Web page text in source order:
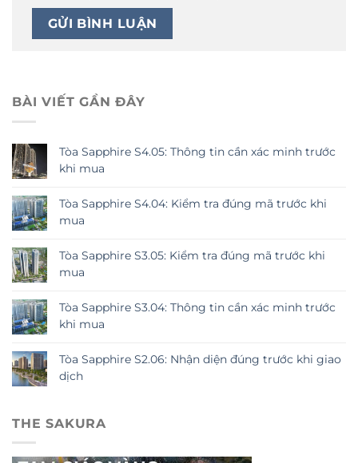
BÀI VIẾT GẦN ĐÂY
Tòa Sapphire S4.05: Thông tin cần xác minh trước
khi mua
Tòa Sapphire S4.04: Kiểm tra đúng mã trước khi
mua
Tòa Sapphire S3.05: Kiểm tra đúng mã trước khi
mua
Tòa Sapphire S3.04: Thông tin cần xác minh trước
khi mua
Tòa Sapphire S2.06: Nhận diện đúng trước khi giao
dịch
THE SAKURA